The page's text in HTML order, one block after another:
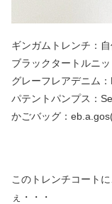
ギンガムトレンチ：
ブラックタートルニ
グレーフレアデニム
パテントパンプス：
かごバッグ：
このトレンチコート
ぇ・・・